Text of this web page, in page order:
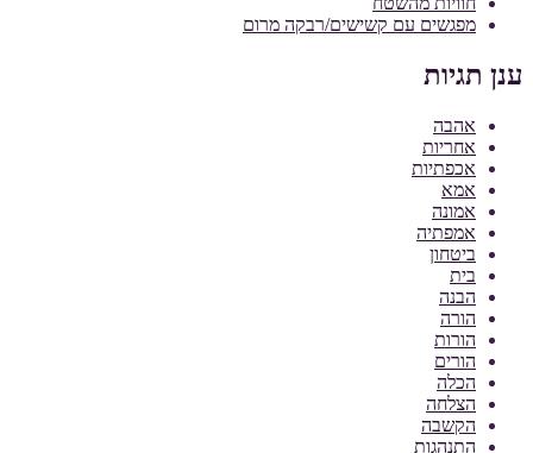
מפגשים עם קשישים/רבקה מרום
ענן תגיות
אהבה
אחריות
אכפתיות
אמא
אמונה
אמפתיה
ביטחון
בית
הבנה
הורה
הורות
הורים
הכלה
הצלחה
הקשבה
התנהגות